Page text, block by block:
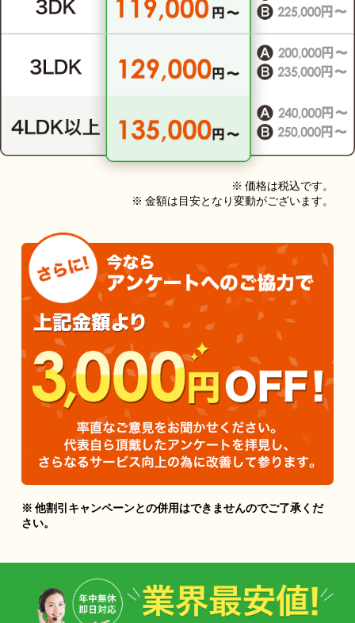
※ 価格は税込です。
※ 金額は目安となり変動がございます。
※ 他割引キャンペーンとの併用はできませんのでご了承くだ
さい。